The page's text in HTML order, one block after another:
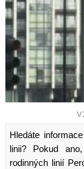
v:
Hledáte
linii? Pokud
rodinných linií